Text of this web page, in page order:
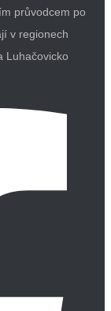
průvodcem po
v regionech
Luhačovicko